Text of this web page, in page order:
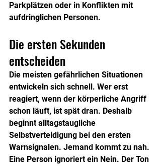
Parkplätzen oder in Konflikten mit
aufdringlichen Personen.
Die ersten Sekunden
entscheiden
Die meisten gefährlichen Situationen
entwickeln sich schnell. Wer erst
reagiert, wenn der körperliche Angriff
schon läuft, ist spät dran. Deshalb
beginnt alltagstaugliche
Selbstverteidigung bei den ersten
Warnsignalen. Jemand kommt zu nah.
Eine Person ignoriert ein Nein. Der Ton